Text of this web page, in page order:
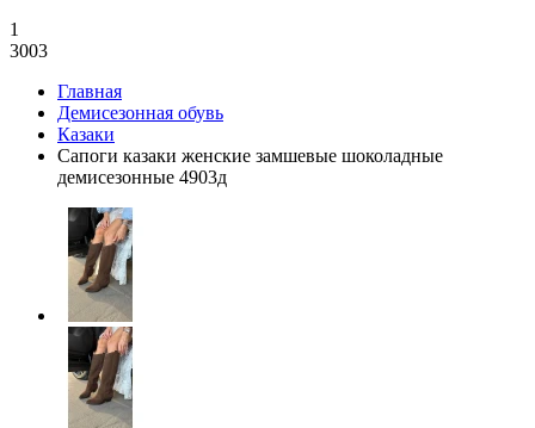
1
3003
Главная
Демисезонная обувь
Казаки
Сапоги казаки женские замшевые шоколадные
демисезонные 4903д